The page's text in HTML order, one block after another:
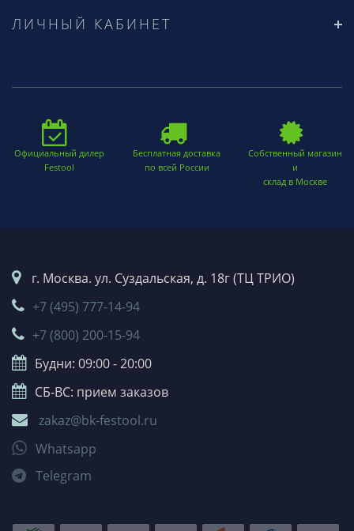
ЛИЧНЫЙ КАБИНЕТ
Официальный дилер
Festool
Бесплатная доставка
по всей России
Собственный магазин
и
склад в Москве
г. Москва. ул. Суздальская, д. 18г (ТЦ ТРИО)
+7 (495) 777-14-94
+7 (800) 200-15-94
Будни: 09:00 - 20:00
СБ-ВС: прием заказов
zakaz@bk-festool.ru
Whatsapp
Telegram